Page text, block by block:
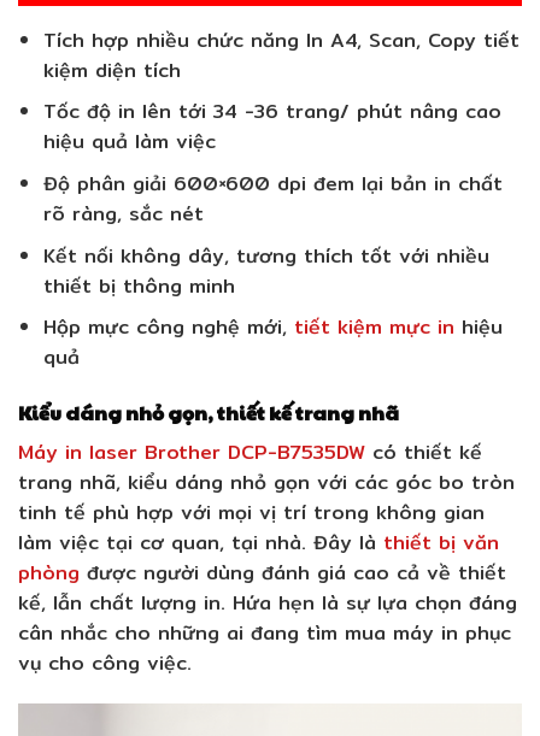
Tích hợp nhiều chức năng In A4, Scan, Copy tiết
kiệm diện tích
Tốc độ in lên tới 34 -36 trang/ phút nâng cao
hiệu quả làm việc
Độ phân giải 600×600 dpi đem lại bản in chất
rõ ràng, sắc nét
Kết nối không dây, tương thích tốt với nhiều
thiết bị thông minh
Hộp mực công nghệ mới, tiết kiệm mực in hiệu
quả
Kiểu dáng nhỏ gọn, thiết kế trang nhã
Máy in laser Brother DCP-B7535DW có thiết kế
trang nhã, kiểu dáng nhỏ gọn với các góc bo tròn
tinh tế phù hợp với mọi vị trí trong không gian
làm việc tại cơ quan, tại nhà. Đây là thiết bị văn
phòng được người dùng đánh giá cao cả về thiết
kế, lẫn chất lượng in. Hứa hẹn là sự lựa chọn đáng
cân nhắc cho những ai đang tìm mua máy in phục
vụ cho công việc.